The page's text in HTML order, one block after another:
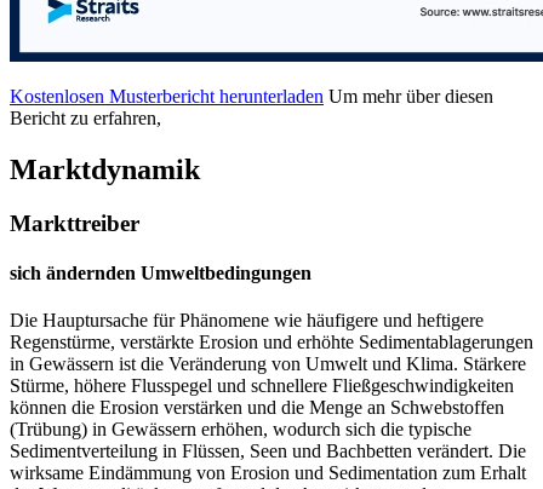
Kostenlosen Musterbericht herunterladen Um mehr über diesen
Bericht zu erfahren,
Marktdynamik
Markttreiber
sich ändernden Umweltbedingungen
Die Hauptursache für Phänomene wie häufigere und heftigere
Regenstürme, verstärkte Erosion und erhöhte Sedimentablagerungen
in Gewässern ist die Veränderung von Umwelt und Klima. Stärkere
Stürme, höhere Flusspegel und schnellere Fließgeschwindigkeiten
können die Erosion verstärken und die Menge an Schwebstoffen
(Trübung) in Gewässern erhöhen, wodurch sich die typische
Sedimentverteilung in Flüssen, Seen und Bachbetten verändert. Die
wirksame Eindämmung von Erosion und Sedimentation zum Erhalt